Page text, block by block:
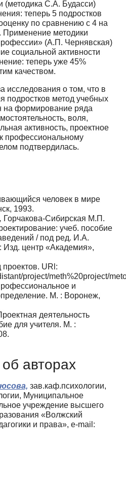
(методика С.А. Будасси)
теперь 5 подростков
по сравнению с 4 на
Применение методики
(А.П. Чернявская)
социальной активности
теперь уже 45%
качеством.
исследования о том, что в
подростков ме­тод учебных
на формирование ряда
воля,
активность, проектное
профес­сиональному
подтвердилась.
человек в мире
1993.
Горчакова-Сибирская М.П.
учеб. пособие
/ под ред. И.А.
Изд. центр «Академия»,
проектов. URl:
project/meth%20project/
и
М. : Воронеж,
деятельность
для учителя. М. :
авторах
зав.каф.психологии,
Муниципальное
учреждение высшего
«Волжский
и права», e-mail: